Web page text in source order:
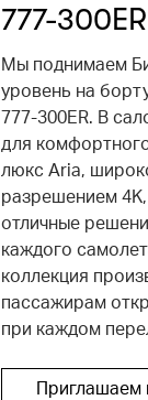
777-300ER
Мы поднимаем
уровень на
777-300ER. В
для
люкс Aria,
разрешением
отличные
каждого
коллекция
пассажирам
при каждом
Приглашаем